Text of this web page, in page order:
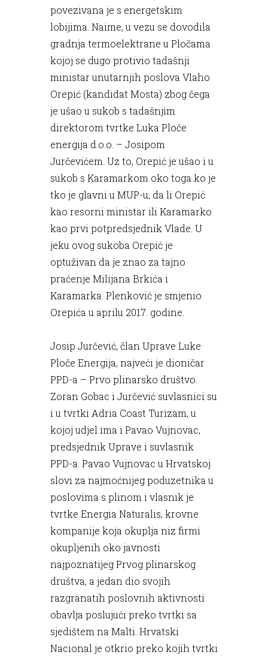
povezivana je s energetskim
lobijima. Naime, u vezu se dovodila
gradnja termoelektrane u Pločama
kojoj se dugo protivio tadašnji
ministar unutarnjih poslova Vlaho
Orepić (kandidat Mosta) zbog čega
je ušao u sukob s tadašnjim
direktorom tvrtke Luka Ploče
energija d.o.o. – Josipom
Jurčevićem. Uz to, Orepić je ušao i u
sukob s Karamarkom oko toga ko je
tko je glavni u MUP-u, da li Orepić
kao resorni ministar ili Karamarko
kao prvi potpredsjednik Vlade. U
jeku ovog sukoba Orepić je
optuživan da je znao za tajno
praćenje Milijana Brkića i
Karamarka. Plenković je smjenio
Orepića u aprilu 2017. godine.
Josip Jurčević, član Uprave Luke
Ploče Energija, najveći je dioničar
PPD-a – Prvo plinarsko društvo.
Zoran Gobac i Jurčević suvlasnici su
i u tvrtki Adria Coast Turizam, u
kojoj udjel ima i Pavao Vujnovac,
predsjednik Uprave i suvlasnik
PPD-a. Pavao Vujnovac u Hrvatskoj
slovi za najmoćnijeg poduzetnika u
poslovima s plinom i vlasnik je
tvrtke Energia Naturalis, krovne
kompanije koja okuplja niz firmi
okupljenih oko javnosti
najpoznatijeg Prvog plinarskog
društva, a jedan dio svojih
razgranatih poslovnih aktivnosti
obavlja poslujući preko tvrtki sa
sjedištem na Malti. Hrvatski
Nacional je otkrio preko kojih tvrtki